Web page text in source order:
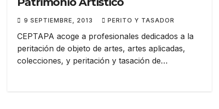
9 SEPTIEMBRE, 2013 PERITO Y TASADOR
CEPTAPA acoge a profesionales dedicados a la
peritación de objeto de artes, artes aplicadas,
colecciones, y peritación y tasación de…